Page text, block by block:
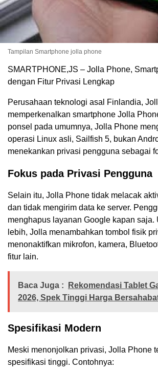
Tampilan Smartphone jolla phone
SMARTPHONE,JS – Jolla Phone,
dengan Fitur Privasi Lengkap
Perusahaan teknologi asal Finlandia,
memperkenalkan smartphone Jolla
ponsel pada umumnya, Jolla Phone
operasi Linux asli, Sailfish 5, bukan
menekankan privasi pengguna sebagai
Fokus pada Privasi Pengguna
Selain itu, Jolla Phone tidak melacak
dan tidak mengirim data ke server.
menghapus layanan Google kapan saja.
lebih, Jolla menambahkan tombol fisik
menonaktifkan mikrofon, kamera,
fitur lain.
Baca Juga :
Rekomendasi Tablet
2026, Spek Tinggi Harga
Spesifikasi Modern
Meski menonjolkan privasi, Jolla Phone
spesifikasi tinggi. Contohnya: